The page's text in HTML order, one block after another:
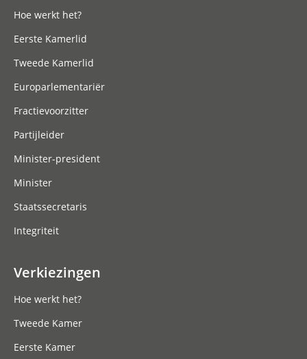
Hoe werkt het?
Eerste Kamerlid
Tweede Kamerlid
Europarlementariër
Fractievoorzitter
Partijleider
Minister-president
Minister
Staatssecretaris
Integriteit
Verkiezingen
Hoe werkt het?
Tweede Kamer
Eerste Kamer